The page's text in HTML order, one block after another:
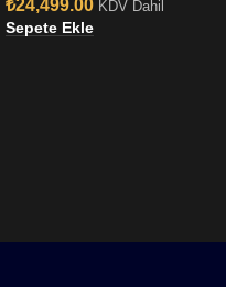
₺24,499.00 KDV Dahil
Sepete Ekle